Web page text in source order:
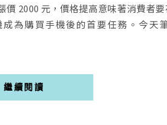
2000 元，價格提高意味著消費者
為購買手機後的首要任務。今天
繼續閱讀